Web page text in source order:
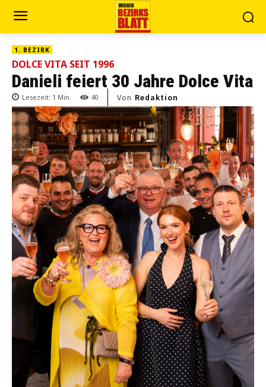
1. BEZIRK
DOLCE VITA SEIT 1996
Danieli feiert 30 Jahre Dolce Vita
Lesezeit: 1 Min. 40 Von Redaktion